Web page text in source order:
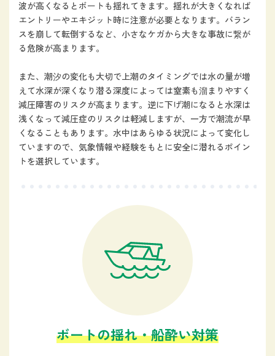
波が高くなるとボートも揺れてきます。揺れが大きくなれば
エントリーやエキジット時に注意が必要となります。バラン
スを崩して転倒するなど、小さなケガから大きな事故に繋が
る危険が高まります。
また、潮汐の変化も大切で上潮のタイミングでは水の量が増
えて水深が深くなり潜る深度によっては窒素も溜まりやすく
減圧障害のリスクが高まります。逆に下げ潮になると水深は
浅くなって減圧症のリスクは軽減しますが、一方で潮流が早
くなることもあります。水中はあらゆる状況によって変化し
ていますので、気象情報や経験をもとに安全に潜れるポイン
トを選択しています。
ボートの揺れ・船酔い対策